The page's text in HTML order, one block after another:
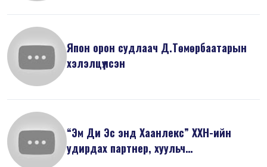
Япон орон судлаач Д.Төмөрбаатарын
хэлэлцүүлсэн
“Эм Ди Эс энд Хаанлекс” ХХН-ийн
удирдах партнер, хуульч